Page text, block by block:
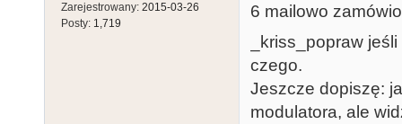
Zarejestrowany: 2015-03-26
Posty: 1,719
6 mailowo
_kriss_popraw
czego.
Jeszcze dopiszę:
modulatora, ale